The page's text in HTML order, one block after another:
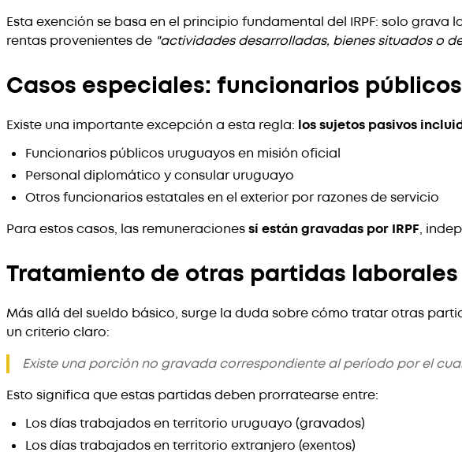
Esta exención se basa en el principio fundamental del IRPF: solo grava
rentas provenientes de "actividades desarrolladas, bienes situados o
Casos especiales: funcionarios
Existe una importante excepción a esta regla: los sujetos pasivos
Funcionarios públicos uruguayos en misión oficial
Personal diplomático y consular uruguayo
Otros funcionarios estatales en el exterior por razones de servicio
Para estos casos, las remuneracionessí están gravadas por IRPF,
Tratamiento de otras partidas laborales
Más allá del sueldo básico, surge la duda sobre cómo tratar otras
un criterio claro:
Existe una porción no gravada correspondiente al período por el
Esto significa que estas partidas deben prorratearse entre:
Los días trabajados en territorio uruguayo (gravados)
Los días trabajados en territorio extranjero (exentos)